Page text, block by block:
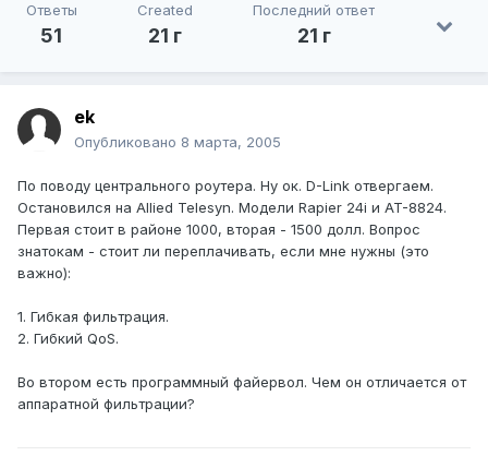
Ответы
51
Created
21 г
Последний ответ
21 г
ek
Опубликовано 8 марта, 2005
По поводу центрального роутера. Ну ок. D-Link отвергаем.
Остановился на Allied Telesyn. Модели Rapier 24i и AT-8824.
Первая стоит в районе 1000, вторая - 1500 долл. Вопрос
знатокам - стоит ли переплачивать, если мне нужны (это
важно):
1. Гибкая фильтрация.
2. Гибкий QoS.
Во втором есть программный файервол. Чем он отличается от
аппаратной фильтрации?